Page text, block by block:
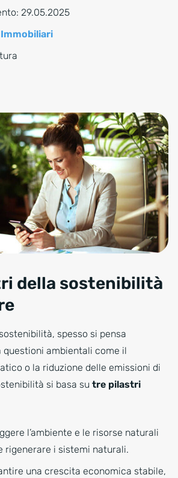
29.05.2025
della sostenibilità
spesso si pensa
ambientali come il
o la riduzione delle emissioni di
si basa su tre pilastri
l’ambiente e le risorse naturali
rigenerare i sistemi naturali.
una crescita economica stabile,